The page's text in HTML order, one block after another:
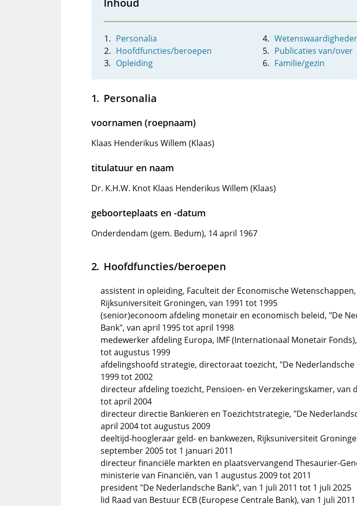
Personalia
Hoofdfuncties/beroepen
Opleiding
Publicaties van/over
Familie/gezin
Personalia
voornamen (roepnaam)
Klaas Henderikus Willem (Klaas)
titulatuur en naam
Dr. K.H.W. Knot Klaas Henderikus Willem (Klaas)
geboorteplaats en -datum
Onderdendam (gem. Bedum), 14 april 1967
Hoofdfuncties/beroepen
assistent in opleiding, Faculteit der Economische Wetenschappen,
Rijksuniversiteit Groningen, van 1991 tot 1995
(senior)econoom afdeling monetair en economisch beleid, "De
Bank", van april 1995 tot april 1998
medewerker afdeling Europa, IMF (Internationaal Monetair
tot augustus 1999
afdelingshoofd strategie, directoraat toezicht, "De Nederlandsche
1999 tot 2002
directeur afdeling toezicht, Pensioen- en Verzekeringskamer, van
tot april 2004
directeur directie Bankieren en Toezichtstrategie, "De
april 2004 tot augustus 2009
deeltijd-hoogleraar geld- en bankwezen, Rijksuniversiteit
september 2005 tot 1 januari 2011
directeur financiële markten en plaatsvervangend Thesaurier-
ministerie van Financiën, van 1 augustus 2009 tot 2011
president "De Nederlandsche Bank", van 1 juli 2011 tot 1 juli 2025
lid Raad van Bestuur ECB (Europese Centrale Bank), van 1 juli